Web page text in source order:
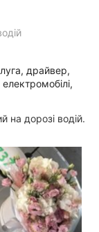
драйвер,
на дорозі водій.